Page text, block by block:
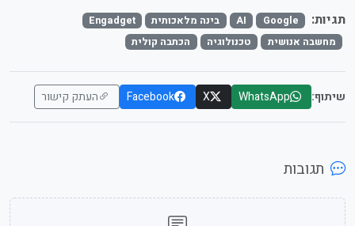
תגיות: Google
AI בינה מלאכותית
Engadget
מחשבה אנושית
טכנולוגיה הכתבה קולית
שיתוף: WhatsApp
X
Facebook העתק קישור
תגובות